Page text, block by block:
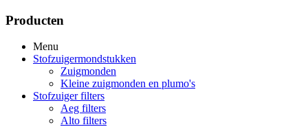
Producten
Menu
Stofzuigermondstukken
Zuigmonden
Kleine zuigmonden en plumo's
Stofzuiger filters
Aeg filters
Alto filters​